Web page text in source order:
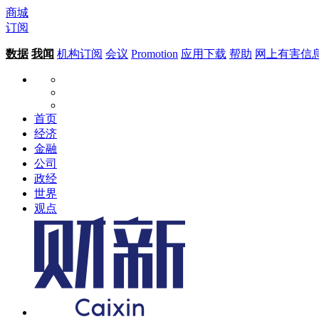
商城
订阅
数据 我闻 机构订阅 会议 Promotion 应用下载 帮助 网上有害信
首页
经济
金融
公司
政经
世界
观点